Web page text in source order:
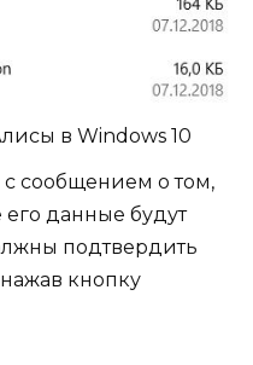
в Windows 10
сообщением о том,
данные будут
подтвердить
кнопку